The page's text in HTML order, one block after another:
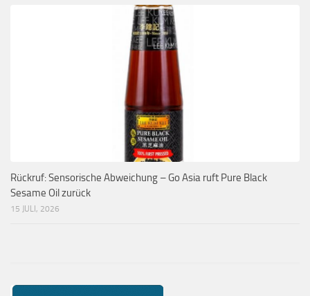
Rückruf: Sensorische Abweichung – Go Asia ruft Pure Black
Sesame Oil zurück
15 JULI, 2026